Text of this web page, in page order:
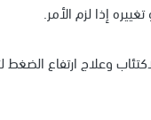
إذا لزم الأمر.
وعلاج ارتفاع